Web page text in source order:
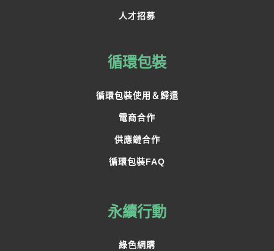
人才招募
循環包裝
循環包裝使用＆歸還
電商合作
供應鏈合作
循環包裝FAQ
永續行動
綠色網購